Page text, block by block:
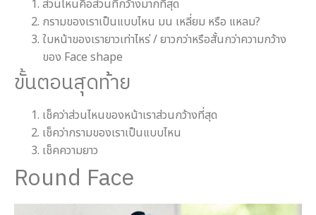
ส่วนไหนคือส่วนที่กว้างมากที่สุด
กรามของเราเป็นแบบไหน มน เหลี่ยม หรือ แหลม?
ใบหน้าของเรายาวเท่าไหร่ / ยาวกว่าหรือสั้นกว่าความกว้าง
ของ Face shape
ขั้นตอนสุดท้าย
เช็คว่าส่วนไหนของหน้าเราส่วนกว้างที่สุด
เช็คว่ากรามของเราเป็นแบบไหน
เช็คความยาว
Round Face